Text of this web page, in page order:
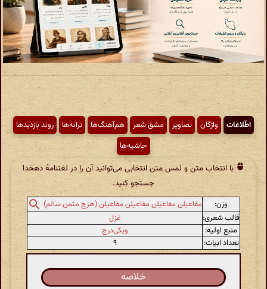
اطّلاعات واژگان تصاویر مشق شعر هم‌آهنگ‌ها ترانه‌ها
روند بازدیدها
حاشیه‌ها
با انتخاب متن و لمس متن انتخابی می‌توانید آن را در لغتنامهٔ دهخدا
جستجو کنید.
وزن:
مفاعیلن مفاعیلن مفاعیلن مفاعیلن (هزج مثمن سالم)
قالب شعری:
غزل
منبع اولیه:
ویکی‌درج
تعداد ابیات:
۹
خلاصه